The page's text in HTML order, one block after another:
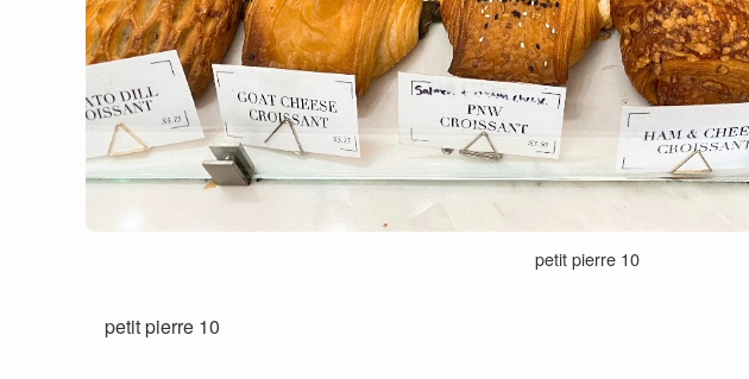
petit pierre 10
petit pierre 10